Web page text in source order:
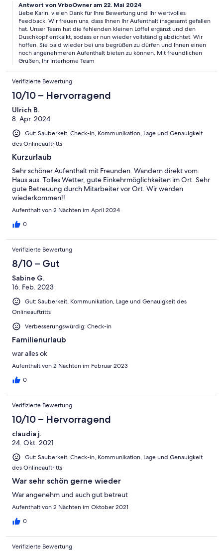
Antwort von VrboOwner am 22. Mai 2024
Liebe Karin, vielen Dank für Ihre Bewertung und Ihr wertvolles
Feedback. Wir freuen uns, dass Ihnen Ihr Aufenthalt insgesamt gefallen
hat. Unser Team hat die fehlenden kleinen Löffel ergänzt und den
Duschkopf entkalkt, sodass er nun wieder vollständig abdichtet. Wir
hoffen, Sie bald wieder bei uns begrüßen zu dürfen und Ihnen einen
noch angenehmeren Aufenthalt bieten zu können. Mit freundlichen
Grüßen, Ihr Interhome Team
Verifizierte Bewertung
10/10 – Hervorragend
Ulrich B.
8. Apr. 2024
Gut: Sauberkeit, Check-in, Kommunikation, Lage und Genauigkeit
des Onlineauftritts
Kurzurlaub
Sehr schöner Aufenthalt mit Freunden. Wandern direkt vom
Haus aus. Tolles Wetter, gute Einkehrmöglichkeiten im Ort. Sehr
gute Betreuung durch Mitarbeiter vor Ort. Wir werden
wiederkommen!!
Aufenthalt von 2 Nächten im April 2024
0
Verifizierte Bewertung
8/10 – Gut
Sabine G.
16. Feb. 2023
Gut: Sauberkeit, Kommunikation, Lage und Genauigkeit des
Onlineauftritts
Verbesserungswürdig: Check-in
Familienurlaub
war alles ok
Aufenthalt von 2 Nächten im Februar 2023
0
Verifizierte Bewertung
10/10 – Hervorragend
claudia j.
24. Okt. 2021
Gut: Sauberkeit, Check-in, Kommunikation, Lage und Genauigkeit
des Onlineauftritts
War sehr schön gerne wieder
War angenehm und auch gut betreut
Aufenthalt von 2 Nächten im Oktober 2021
0
Verifizierte Bewertung